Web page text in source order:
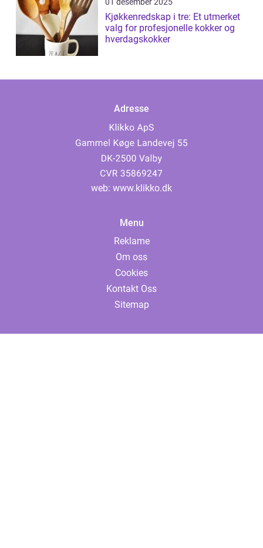
01 desember 2025
Kjøkkenredskap i tre: Et utmerket
valg for profesjonelle kokker og
hverdagskokker
Adresse
web: www.klikko.dk
Menu
Reklame
Om oss
Cookies
Kontakt Oss
Sitemap